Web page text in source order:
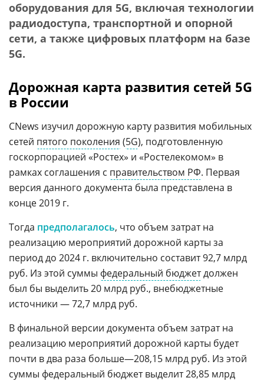
оборудования для 5G, включая технологии
радиодоступа, транспортной и опорной
сети, а также цифровых платформ на базе
5G.
Дорожная карта развития сетей 5G
в России
CNews изучил дорожную карту развития мобильных
сетей пятого поколения (5G), подготовленную
госкорпорацией «Ростех» и «Ростелекомом» в
рамках соглашения с правительством РФ. Первая
версия данного документа была представлена в
конце 2019 г.
Тогда предполагалось, что объем затрат на
реализацию мероприятий дорожной карты за
период до 2024 г. включительно составит 92,7 млрд
руб. Из этой суммы федеральный бюджетдолжен
был бы выделить 20 млрд руб., внебюджетные
источники — 72,7 млрд руб.
В финальной версии документа объем затрат на
реализацию мероприятий дорожной карты будет
почти в два раза больше—208,15 млрд руб. Из этой
суммы федеральный бюджет выделит 28,85 млрд